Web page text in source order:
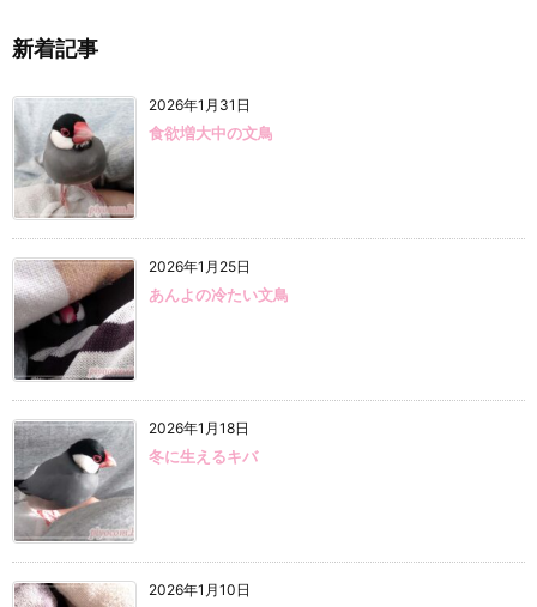
新着記事
2026年1月31日
食欲増大中の文鳥
2026年1月25日
あんよの冷たい文鳥
2026年1月18日
冬に生えるキバ
2026年1月10日